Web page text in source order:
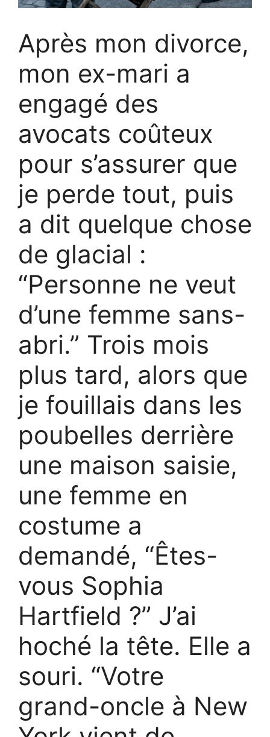
Après mon divorce,
mon ex-mari a
engagé des
avocats coûteux
pour s’assurer que
je perde tout, puis
a dit quelque chose
de glacial :
“Personne ne veut
d’une femme sans-
abri.” Trois mois
plus tard, alors que
je fouillais dans les
poubelles derrière
une maison saisie,
une femme en
costume a
demandé, “Êtes-
vous Sophia
Hartfield ?” J’ai
hoché la tête. Elle a
souri. “Votre
grand-oncle à New